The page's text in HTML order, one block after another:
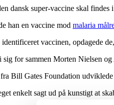
dansk super-vaccine skal
han en vaccine mod malaria
vaccinen, opdagede
for sammen Morten Nielsen
Bill Gates Foundation
enkelt sagt ud på kunstigt at